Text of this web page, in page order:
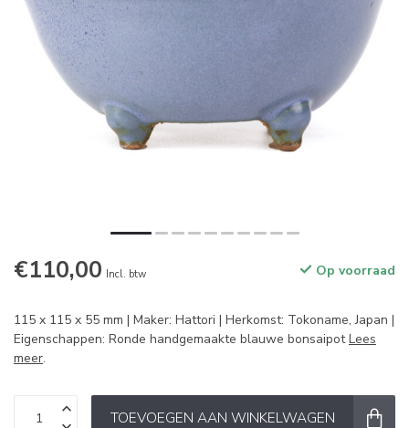
€110,00 Incl. btw Op voorraad
115 x 115 x 55 mm | Maker: Hattori | Herkomst: Tokoname, Japan |
Eigenschappen: Ronde handgemaakte blauwe bonsaipotLees
meer.
TOEVOEGEN AAN WINKELWAGEN